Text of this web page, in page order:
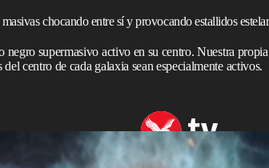
chocando entre sí y provocando estallidos
negro supermasivo activo en su centro. Nuestra
centro de cada galaxia sean especialmente activos.
Webb Hasta Ahora